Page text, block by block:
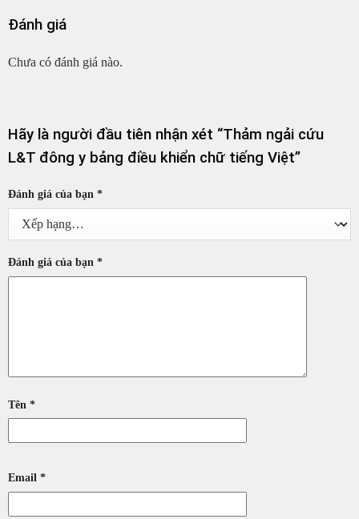
Đánh giá
Chưa có đánh giá nào.
Hãy là người đầu tiên nhận xét “Thảm ngải cứu
L&T đông y bảng điều khiển chữ tiếng Việt”
Đánh giá của bạn *
Đánh giá của bạn *
Tên *
Email *